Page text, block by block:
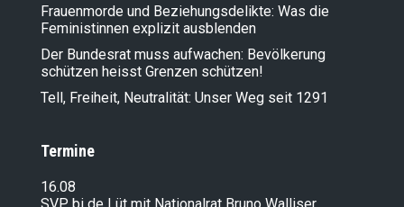
Frauenmorde und Beziehungsdelikte: Was die
Feministinnen explizit ausblenden
Der Bundesrat muss aufwachen: Bevölkerung
schützen heisst Grenzen schützen!
Tell, Freiheit, Neutralität: Unser Weg seit 1291
Termine
16.08